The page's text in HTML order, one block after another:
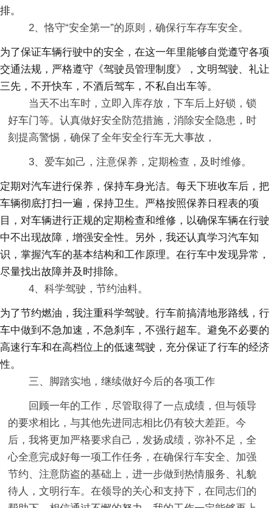
排。
2、恪守“安全第一”的原则，确保行车存车安全。
为了保证车辆行驶中的安全，在这一年里能够自觉遵守各项
交通法规，严格遵守《驾驶员管理制度》，文明驾驶、礼让
三先，不开快车，不酒后驾车，不私自出车等。
当天不出车时，立即入库存放，下车后上好锁，锁
好车门等。认真做好安全防范措施，消除安全隐患，时
刻提高警惕，确保了全年安全行车无大事故，
3、爱车如己，注意保养，定期检查，及时维修。
定期对汽车进行保养，保持车身光洁。每天下班收车后，把
车辆彻底打扫一遍，保持卫生。严格按照保养日程表的项
目，对车辆进行正规的定期检查和维修，以确保车辆在行驶
中不出现故障，增强安全性。另外，我还认真学习汽车知
识，掌握汽车的基本结构和工作原理。在行车中发现异常，
尽量找出故障并及时排除。
4、科学驾驶，节约油料。
为了节约燃油，我注重科学驾驶。行车前搞清地形路线，行
车中做到不急加速，不急刹车，不强行超车。避免不必要的
高速行车和在高档位上的低速驾驶，充分保证了行车的经济
性。
三、脚踏实地，继续做好今后的各项工作
回顾一年的工作，尽管取得了一点成绩，但与领导
的要求相比，与其他先进同志相比仍有较大差距。今
后，我将更加严格要求自己，发扬成绩，弥补不足，全
心全意完成好每一项工作任务，在确保行车安全、加强
节约、注意防盗的基础上，进一步做到热情服务、礼貌
待人，文明行车。在领导的关心和支持下，在同志们的